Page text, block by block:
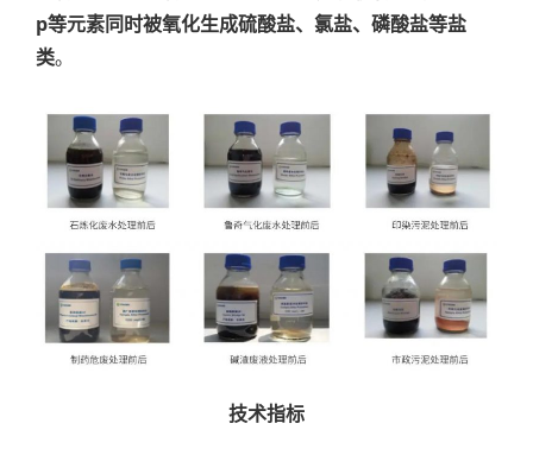
p等元素同时被氧化生成硫酸盐、氯盐、磷酸盐等盐
类。
技术指标